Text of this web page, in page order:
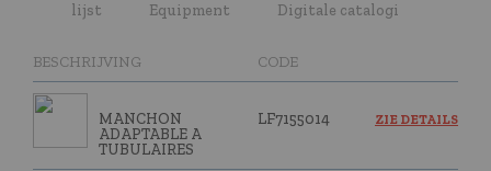
lijst
Equipment Digitale catalogi
BESCHRIJVING CODE
MANCHON
ADAPTABLE A
TUBULAIRES
LF7155014 ZIE DETAILS